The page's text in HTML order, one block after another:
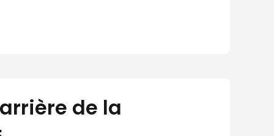
de la